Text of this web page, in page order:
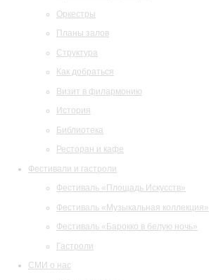
Оркестры
Планы залов
Структура
Как добраться
Визит в филармонию
История
Библиотека
Ресторан и кафе
Фестивали и гастроли
Фестиваль «Площадь Искусств»
Фестиваль «Музыкальная коллекция»
Фестиваль «Барокко в белую ночь»
Гастроли
СМИ о нас